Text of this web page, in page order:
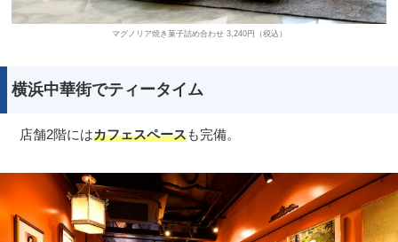
マグノリア焼き菓子詰め合わせ 3,240円（税込）
横浜中華街でティータイム
店舗2階にはカフェスペースも完備。